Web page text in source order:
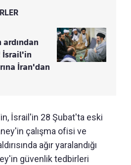
ardından
İsrail'in
İran'dan
İsrail'in 28 Şubat'ta eski
çalışma ofisi ve
ağır yaralandığı
güvenlik tedbirleri